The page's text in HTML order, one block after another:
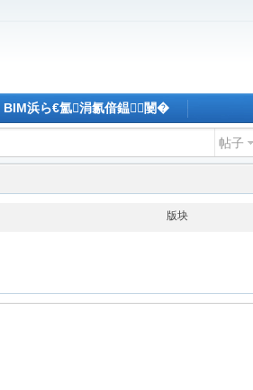
BIM浜ら€氳涓氱偣鎾闄�
帖子
版块